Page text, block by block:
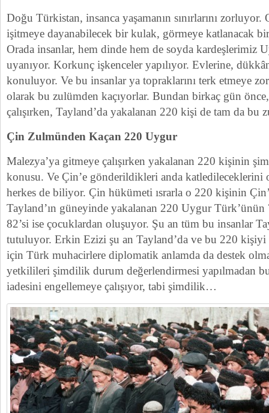
Doğu Türkistan, insanca yaşamanın sınırlarını zorluyor.
işitmeye dayanabilecek bir kulak, görmeye katlanacak
Orada insanlar, hem dinde hem de soyda kardeşlerimiz
uyanıyor. Korkunç işkenceler yapılıyor. Evlerine,
konuluyor. Ve bu insanlar ya topraklarını terk etmeye
olarak bu zulümden kaçıyorlar. Bundan birkaç gün
çalışırken, Tayland’da yakalanan 220 kişi de tam da bu
Çin Zulmünden Kaçan 220 Uygur
Malezya’ya gitmeye çalışırken yakalanan 220 kişinin
konusu. Ve Çin’e gönderildikleri anda katledileceklerini
herkes de biliyor. Çin hükümeti ısrarla o 220 kişinin
Tayland’ın güneyinde yakalanan 220 Uygur Türk’ünün
82’si ise çocuklardan oluşuyor. Şu an tüm bu insanlar
tutuluyor. Erkin Ezizi şu an Tayland’da ve bu 220
için Türk muhacirlere diplomatik anlamda da destek
yetkilileri şimdilik durum değerlendirmesi yapılmadan
iadesini engellemeye çalışıyor, tabi şimdilik…